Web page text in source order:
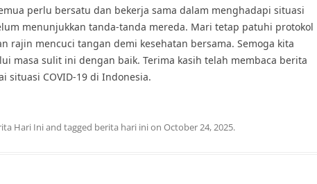
perlu bersatu dan bekerja sama dalam menghadapi situasi
menunjukkan tanda-tanda mereda. Mari tetap patuhi protokol
rajin mencuci tangan demi kesehatan bersama. Semoga kita
masa sulit ini dengan baik. Terima kasih telah membaca berita
situasi COVID-19 di Indonesia.
Hari Iniand tagged berita hari inion October 24, 2025.